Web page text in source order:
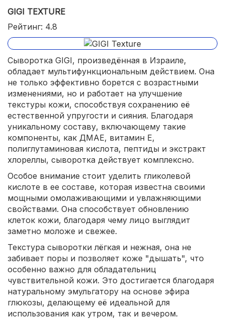
GIGI TEXTURE
Рейтинг: 4.8
Сыворотка GIGI, произведённая в Израиле,
обладает мультифункциональным действием. Она
не только эффективно борется с возрастными
изменениями, но и работает на улучшение
текстуры кожи, способствуя сохранению её
естественной упругости и сияния. Благодаря
уникальному составу, включающему такие
компоненты, как ДМАЕ, витамин Е,
полиглутаминовая кислота, пептиды и экстракт
хлореллы, сыворотка действует комплексно.
Особое внимание стоит уделить гликолевой
кислоте в ее составе, которая известна своими
мощными омолаживающими и увлажняющими
свойствами. Она способствует обновлению
клеток кожи, благодаря чему лицо выглядит
заметно моложе и свежее.
Текстура сыворотки лёгкая и нежная, она не
забивает поры и позволяет коже "дышать", что
особенно важно для обладательниц
чувствительной кожи. Это достигается благодаря
натуральному эмульгатору на основе эфира
глюкозы, делающему её идеальной для
использования как утром, так и вечером.